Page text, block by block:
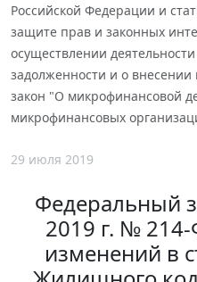
Российской Федерации и
защите прав и законных
осуществлении
задолженности и о
закон "О микрофинансовой
микрофинансовых
29 июля 2019
Федеральный
2019 г. №
изменений в